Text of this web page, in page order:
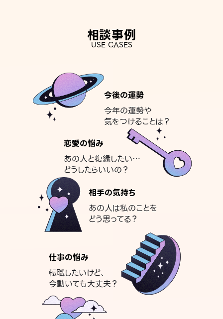
相談事例
USE CASES
今後の運勢
今年の運勢や
気をつけることは？
恋愛の悩み
あの人と復縁したい…
どうしたらいいの？
相手の気持ち
あの人は私のことを
どう思ってる？
仕事の悩み
転職したいけど、
今動いても大丈夫？